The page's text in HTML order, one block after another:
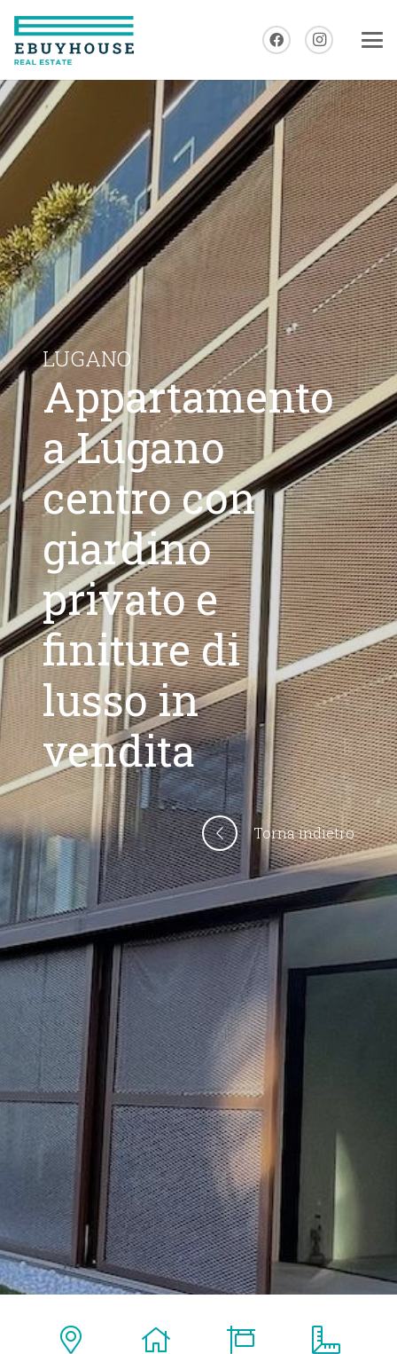
LUGANO
Appartamento
a Lugano
centro con
giardino
privato e
finiture di
lusso in
vendita
Torna indietro